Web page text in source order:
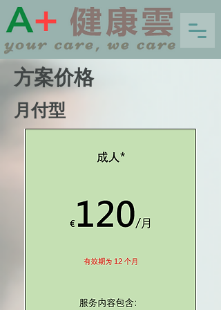
方案价格
月付型